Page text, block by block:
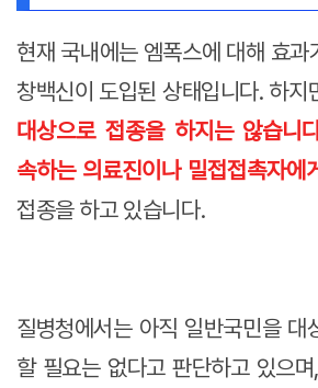
현재 국내에는 엠폭스에 대해 효
창백신이 도입된 상태입니다. 하지
대상으로 접종을 하지는 않습니
속하는 의료진이나 밀접접촉자에
접종을 하고 있습니다.
질병청에서는 아직 일반국민을 대
할 필요는 없다고 판단하고 있으